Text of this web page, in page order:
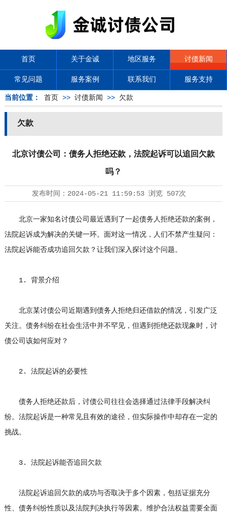
首页 关于金诚 地区服务 讨债新闻
常见问题 服务案例 联系我们 服务支持
当前位置： 首页 >> 讨债新闻 >> 欠款
欠款
北京讨债公司：债务人拒绝还款，法院起诉可以追回欠款
吗？
发布时间： 2024-05-21 11:59:53浏览 507次
北京一家知名讨债公司 最近遇到了一起债务人拒绝还款的案例，
法院起诉成为解决的关键一环。面对这一情况，人们不禁产生疑问：
法院起诉能否成功追回欠款？让我们深入探讨这个问题。
1. 背景介绍
北京某讨债公司近期遇到债务人拒绝归还借款的情况，引发广泛
关注。债务纠纷在社会生活中并不罕见，但遇到拒绝还款现象时，讨
债公司该如何应对？
2. 法院起诉的必要性
债务人拒绝还款后，讨债公司往往会选择通过法律手段解决纠
纷。法院起诉是一种常见且有效的途径，但实际操作中却存在一定的
挑战。
3. 法院起诉能否追回欠款
法院起诉追回欠款的成功与否取决于多个因素，包括证据充分
性、债务纠纷性质以及法院判决执行等因素。维护合法权益需要全面